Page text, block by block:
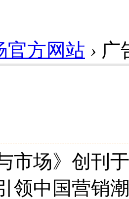
官方网站 › 广
市场》创刊
领中国营销